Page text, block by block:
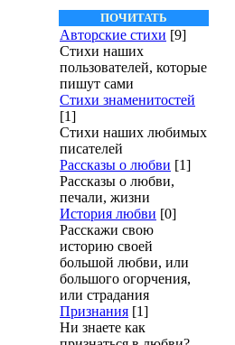
ПОЧИТАТЬ
Авторские стихи [9]
Стихи наших
пользователей, которые
пишут сами
Стихи знаменитостей
[1]
Стихи наших любимых
писателей
Рассказы о любви [1]
Рассказы о любви,
печали, жизни
История любви [0]
Расскажи свою
историю своей
большой любви, или
большого огорчения,
или страдания
Признания [1]
Ни знаете как